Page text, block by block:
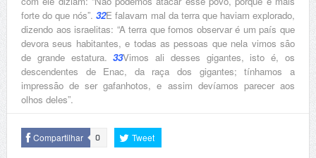
forte do que nós”.32E falavam mal da terra que haviam explorado,
dizendo aos israelitas: “A terra que fomos observar é um país que
devora seus habitantes, e todas as pessoas que nela vimos são
de grande estatura.33Vimos ali desses gigantes, isto é, os
descendentes de Enac, da raça dos gigantes; tínhamos a
impressão de ser gafanhotos, e assim devíamos parecer aos
olhos deles”.
Compartilhar 0 Tweet